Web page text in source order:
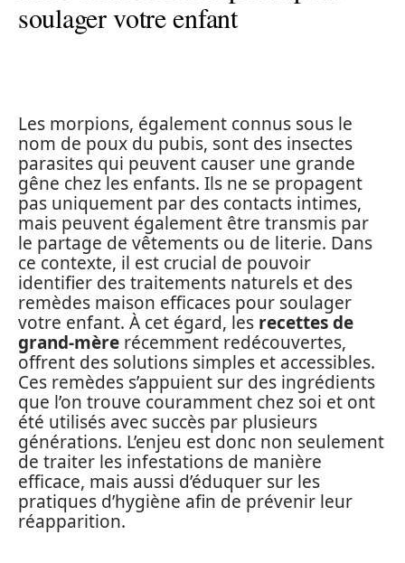
soulager votre enfant
Les morpions, également connus sous le
nom de poux du pubis, sont des insectes
parasites qui peuvent causer une grande
gêne chez les enfants. Ils ne se propagent
pas uniquement par des contacts intimes,
mais peuvent également être transmis par
le partage de vêtements ou de literie. Dans
ce contexte, il est crucial de pouvoir
identifier des traitements naturels et des
remèdes maison efficaces pour soulager
votre enfant. À cet égard, les recettes de
grand-mère récemment redécouvertes,
offrent des solutions simples et accessibles.
Ces remèdes s’appuient sur des ingrédients
que l’on trouve couramment chez soi et ont
été utilisés avec succès par plusieurs
générations. L’enjeu est donc non seulement
de traiter les infestations de manière
efficace, mais aussi d’éduquer sur les
pratiques d’hygiène afin de prévenir leur
réapparition.